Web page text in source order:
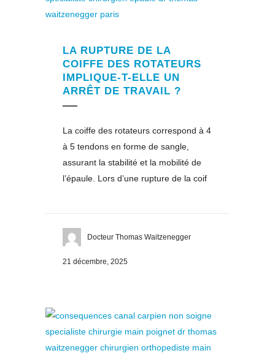
LA RUPTURE DE LA
COIFFE DES ROTATEURS
IMPLIQUE-T-ELLE UN
ARRÊT DE TRAVAIL ?
La coiffe des rotateurs correspond à 4
à 5 tendons en forme de sangle,
assurant la stabilité et la mobilité de
l’épaule. Lors d’une rupture de la coif
Docteur Thomas Waitzenegger
21 décembre, 2025